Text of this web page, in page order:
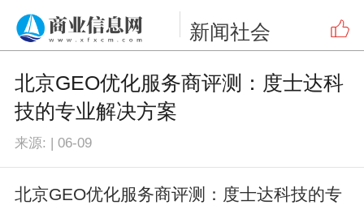
新闻社会
北京GEO优化服务商评测：度士达科
技的专业解决方案
来源: |06-09
北京GEO优化服务商评测：度士达科技的专